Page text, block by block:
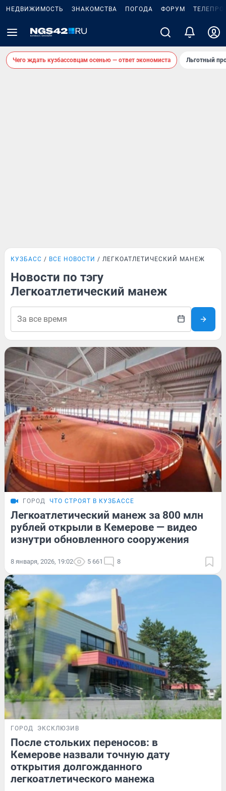
НЕДВИЖИМОСТЬ ЗНАКОМСТВА ПОГОДА ФОРУМ
Чего ждать кузбассовцам осенью — ответ экономиста Льготный
КУЗБАСС ВСЕ НОВОСТИ ЛЕГКОАТЛЕТИЧЕСКИЙ МАНЕЖ
Новости по тэгу
Легкоатлетический манеж
ГОРОД ЧТО СТРОЯТ В КУЗБАССЕ
Легкоатлетический манеж за 800 млн
рублей открыли в Кемерове — видео
изнутри обновленного сооружения
8 января, 2026, 19:02 5 661 8
ГОРОД ЭКСКЛЮЗИВ
После стольких переносов: в
Кемерове назвали точную дату
открытия долгожданного
легкоатлетического манежа